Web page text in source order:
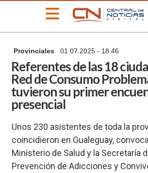
PORTADA
Deportes
Educación
Información
General
Locales
Provinciales 01.07.2025 - 18:46
Referentes de las 18
Red de Consumo
tuvieron su primer
presencial
Unos 230 asistentes de toda la
coincidieron en Gualeguay,
Ministerio de Salud y la Secretaría
Prevención de Adicciones y